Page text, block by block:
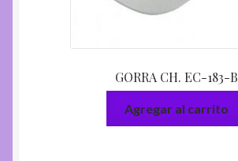
GORRA CH. EC-183-B
Agregar al carrito